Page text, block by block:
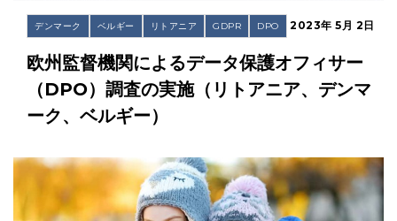
デンマーク ベルギー リトアニア GDPR DPO 2023年 5月 2日
欧州監督機関によるデータ保護オフィサー
（DPO）調査の実施（リトアニア、デンマ
ーク、ベルギー）